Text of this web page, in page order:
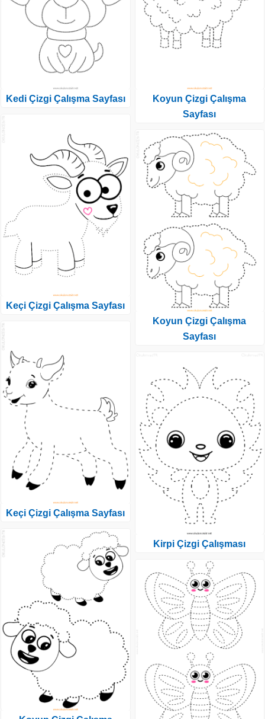
Kedi Çizgi Çalışma Sayfası
Keçi Çizgi Çalışma Sayfası
Keçi Çizgi Çalışma Sayfası
Koyun Çizgi Çalışma
Sayfası
Koyun Çizgi Çalışma
Sayfası
Kirpi Çizgi Çalışması